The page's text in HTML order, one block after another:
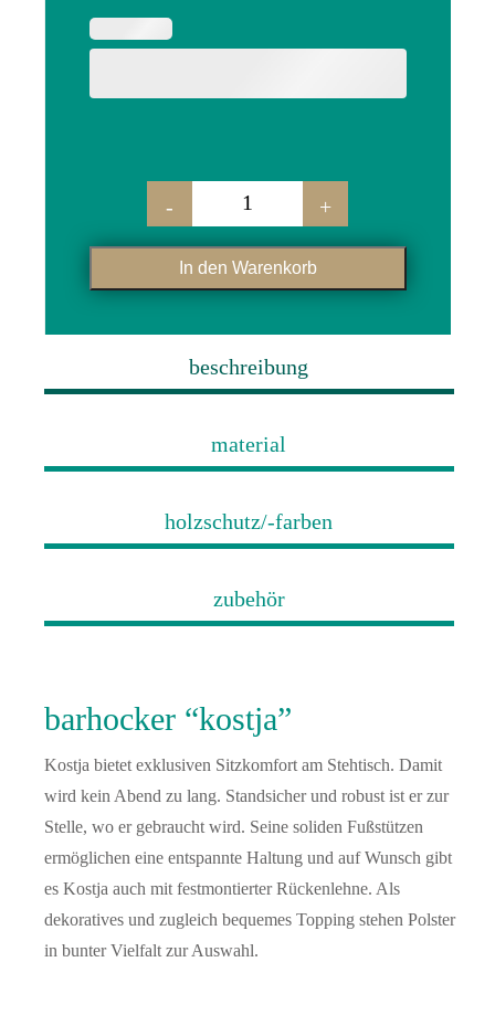
barhocker "kostja" menge
- +
In den Warenkorb
beschreibung
material
holzschutz/-farben
zubehör
barhocker “kostja”
Kostja bietet exklusiven Sitzkomfort am Stehtisch. Damit
wird kein Abend zu lang. Standsicher und robust ist er zur
Stelle, wo er gebraucht wird. Seine soliden Fußstützen
ermöglichen eine entspannte Haltung und auf Wunsch gibt
es Kostja auch mit festmontierter Rückenlehne. Als
dekoratives und zugleich bequemes Topping stehen Polster
in bunter Vielfalt zur Auswahl.